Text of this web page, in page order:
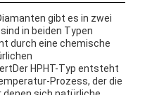
gibt es in zwei
in beiden Typen
durch eine chemische
HPHT-Typ entsteht
Prozess, der die